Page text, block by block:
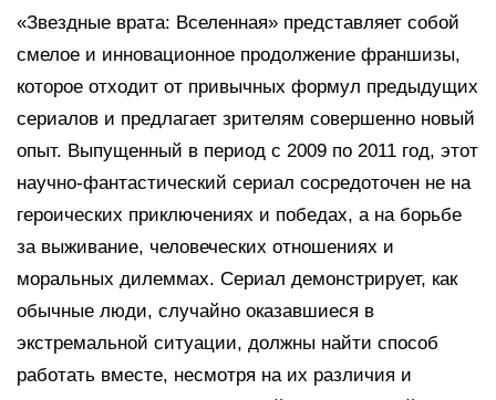
«Звездные врата: Вселенная» представляет собой
смелое и инновационное продолжение франшизы,
которое отходит от привычных формул предыдущих
сериалов и предлагает зрителям совершенно новый
опыт. Выпущенный в период с 2009 по 2011 год, этот
научно-фантастический сериал сосредоточен не на
героических приключениях и победах, а на борьбе
за выживание, человеческих отношениях и
моральных дилеммах. Сериал демонстрирует, как
обычные люди, случайно оказавшиеся в
экстремальной ситуации, должны найти способ
работать вместе, несмотря на их различия и